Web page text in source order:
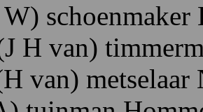
W) schoenmaker
H van) tim
van) metselaar